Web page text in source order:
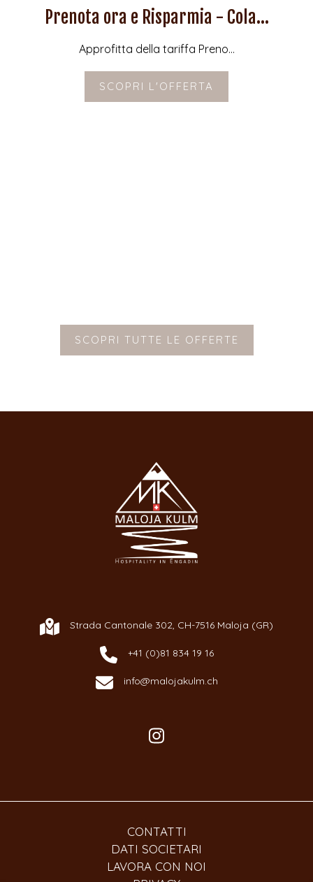
Prenota ora e Risparmia - Cola...
Approfitta della tariffa Preno...
SCOPRI L'OFFERTA
SCOPRI TUTTE LE OFFERTE
Strada Cantonale 302, CH-7516 Maloja (GR)
+41 (0)81 834 19 16
info@malojakulm.ch
CONTATTI
DATI SOCIETARI
LAVORA CON NOI